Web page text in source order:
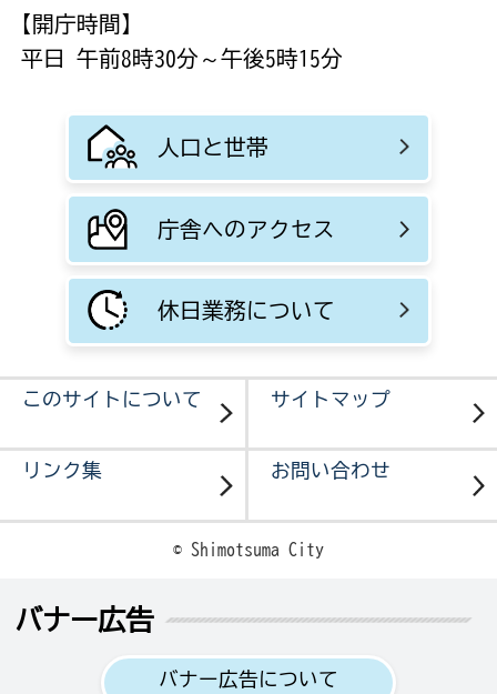
【開庁時間】
平日 午前8時30分～午後5時15分
人口と世帯
庁舎へのアクセス
休日業務について
このサイトについて サイトマップ
リンク集 お問い合わせ
© Shimotsuma City
バナー広告
バナー広告について